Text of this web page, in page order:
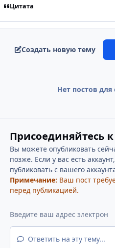
Цитата
Создать новую тему
Нет постов
Присоединяйтесь
Вы можете опубликовать
позже. Если у вас есть аккаунт,
публиковать с вашего
Примечание: Ваш пост
перед публикацией.
Ответить на эту тему...